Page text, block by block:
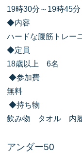
19時30分～19時45分
◆内容
ハードな腹筋トレー
◆定員
18歳以上 6名
◆参加費
無料
◆持ち物
飲み物 タオル 内
アンダー50